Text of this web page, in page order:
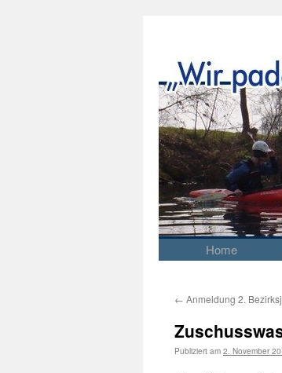
SpringeHome
← Anmeldung 2.
Publiziert am 2. November